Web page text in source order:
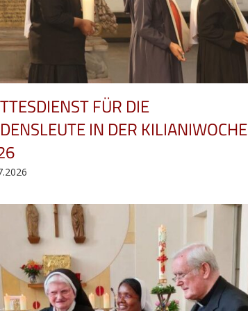
FÜR DIE
IN DER KILIANIWOCHE